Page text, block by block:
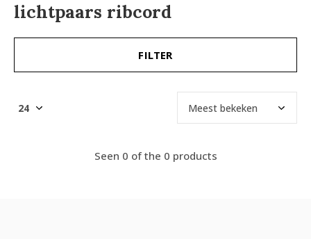
lichtpaars ribcord
FILTER
Seen 0 of the 0 products